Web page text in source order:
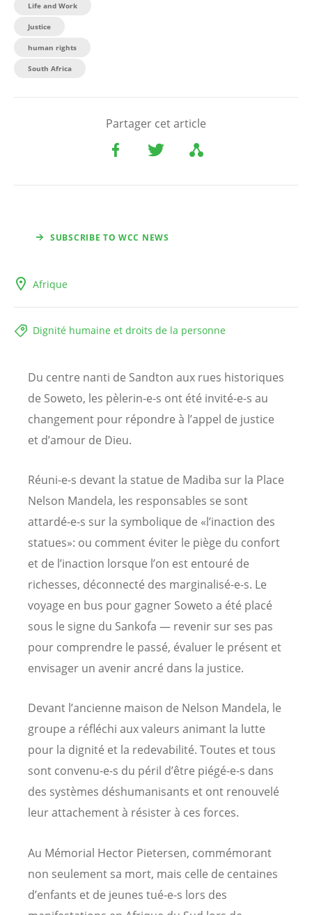
Life and Work
Justice
human rights
South Africa
Partager cet article
SUBSCRIBE TO WCC NEWS
Afrique
Dignité humaine et droits de la personne
Du centre nanti de Sandton aux rues historiques
de Soweto, les pèlerin-e-s ont été invité-e-s au
changement pour répondre à l’appel de justice
et d’amour de Dieu.
Réuni-e-s devant la statue de Madiba sur la Place
Nelson Mandela, les responsables se sont
attardé-e-s sur la symbolique de «l’inaction des
statues»: ou comment éviter le piège du confort
et de l’inaction lorsque l’on est entouré de
richesses, déconnecté des marginalisé-e-s. Le
voyage en bus pour gagner Soweto a été placé
sous le signe du Sankofa — revenir sur ses pas
pour comprendre le passé, évaluer le présent et
envisager un avenir ancré dans la justice.
Devant l’ancienne maison de Nelson Mandela, le
groupe a réfléchi aux valeurs animant la lutte
pour la dignité et la redevabilité. Toutes et tous
sont convenu-e-s du péril d’être piégé-e-s dans
des systèmes déshumanisants et ont renouvelé
leur attachement à résister à ces forces.
Au Mémorial Hector Pietersen, commémorant
non seulement sa mort, mais celle de centaines
d’enfants et de jeunes tué-e-s lors des